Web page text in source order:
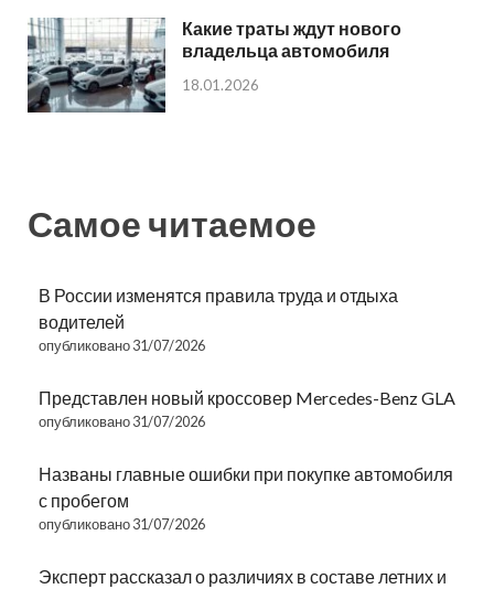
Какие траты ждут нового
владельца автомобиля
18.01.2026
Самое читаемое
В России изменятся правила труда и отдыха
водителей
опубликовано 31/07/2026
Представлен новый кроссовер Mercedes-Benz GLA
опубликовано 31/07/2026
Названы главные ошибки при покупке автомобиля
с пробегом
опубликовано 31/07/2026
Эксперт рассказал о различиях в составе летних и